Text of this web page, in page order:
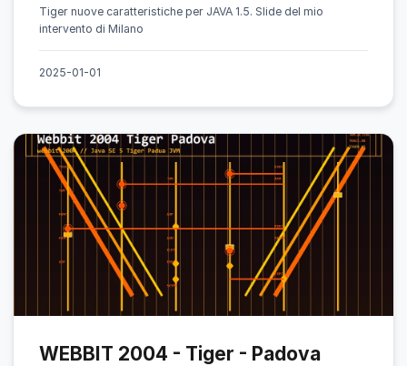
Tiger nuove caratteristiche per JAVA 1.5. Slide del mio
intervento di Milano
2025-01-01
WEBBIT 2004 - Tiger - Padova